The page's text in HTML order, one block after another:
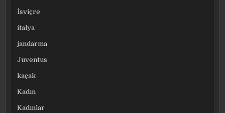
İsviçre
italya
jandarma
Juventus
kaçak
Kadın
Kadınlar